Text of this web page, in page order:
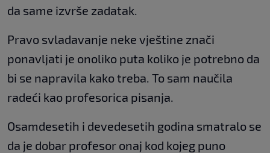
da same izvrše zadatak.
Pravo svladavanje neke vještine znači
ponavljati je onoliko puta koliko je potrebno da
bi se napravila kako treba. To sam naučila
radeći kao profesorica pisanja.
Osamdesetih i devedesetih godina smatralo se
da je dobar profesor onaj kod kojeg puno